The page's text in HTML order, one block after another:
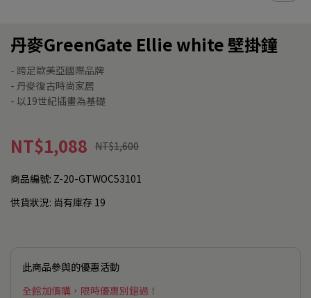
丹麥GreenGate Ellie white 壁掛鐘
- 跨足歐美亞國際品牌
- 丹麥復古時尚家居
- 以19世紀插畫為基礎
NT$1,088 NT$1,600
商品編號: Z-20-GTWOC53101
供貨狀況: 尚有庫存 19
此商品參與的優惠活動
全館加價購，限時優惠別錯過！